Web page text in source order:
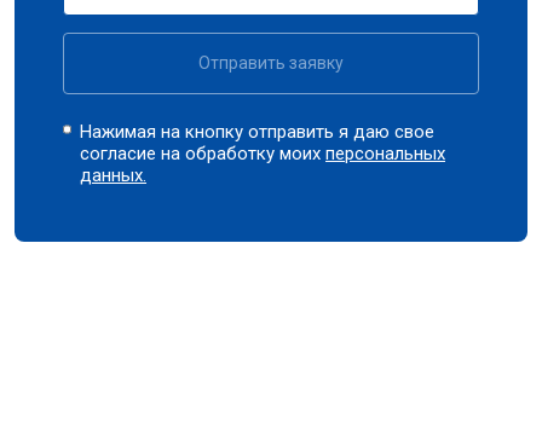
Отправить заявку
Нажимая на кнопку отправить я даю свое
согласие на обработку моихперсональных
данных.